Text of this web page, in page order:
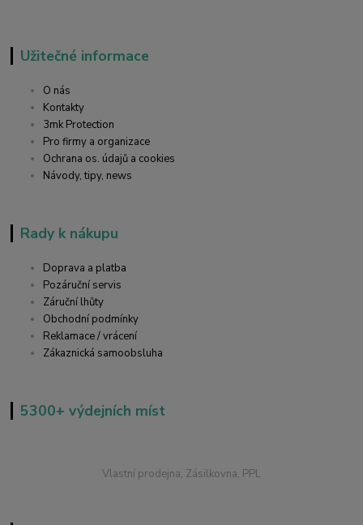
Užitečné informace
O nás
Kontakty
3mk Protection
Pro firmy a organizace
Ochrana os. údajů a cookies
Návody, tipy, news
Rady k nákupu
Doprava a platba
Pozáruční servis
Záruční lhůty
Obchodní podmínky
Reklamace / vrácení
Zákaznická samoobsluha
5300+ výdejních míst
Vlastní prodejna, Zásilkovna, PPL